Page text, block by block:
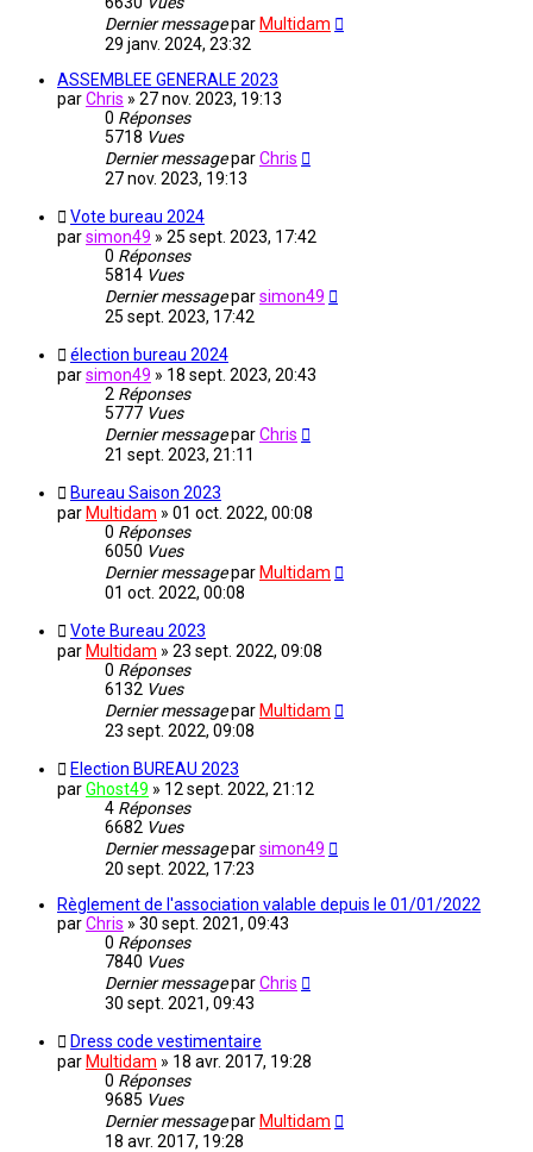
Dernier messagepar Multidam
29 janv. 2024, 23:32
ASSEMBLEE GENERALE 2023
parChris » 27 nov. 2023, 19:13
0 Réponses
5718 Vues
Dernier messageparChris
27 nov. 2023, 19:13
Vote bureau 2024
parsimon49 » 25 sept. 2023, 17:42
0 Réponses
5814 Vues
Dernier messageparsimon49
25 sept. 2023, 17:42
élection bureau 2024
parsimon49 » 18 sept. 2023, 20:43
2 Réponses
5777 Vues
Dernier messageparChris
21 sept. 2023, 21:11
Bureau Saison 2023
par Multidam » 01 oct. 2022, 00:08
0 Réponses
6050 Vues
Dernier messagepar Multidam
01 oct. 2022, 00:08
Vote Bureau 2023
par Multidam » 23 sept. 2022, 09:08
0 Réponses
6132 Vues
Dernier messagepar Multidam
23 sept. 2022, 09:08
Election BUREAU 2023
parGhost49 » 12 sept. 2022, 21:12
4 Réponses
6682 Vues
Dernier messageparsimon49
20 sept. 2022, 17:23
Règlement de l'association valable depuis le 01/01/2022
parChris » 30 sept. 2021, 09:43
0 Réponses
7840 Vues
Dernier messageparChris
30 sept. 2021, 09:43
Dress code vestimentaire
par Multidam » 18 avr. 2017, 19:28
0 Réponses
9685 Vues
Dernier messagepar Multidam
18 avr. 2017, 19:28